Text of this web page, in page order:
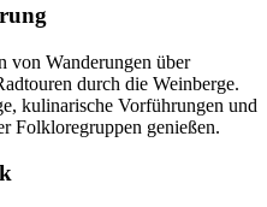
von Wanderungen über
durch die Weinberge.
kulinarische Vorführungen und
Folkloregruppen genießen.